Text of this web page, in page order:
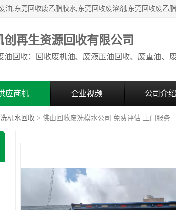
创再生资源回收有限公司
应商机 企业视频 公司介绍
机水回收 > 佛山回收废洗模水公司 免费评估 上门服务